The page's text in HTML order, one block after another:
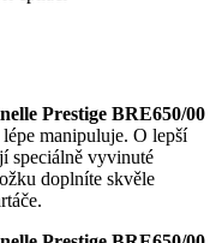
Prestige BRE650/00
manipuluje. O lepší
speciálně vyvinuté
doplníte skvěle